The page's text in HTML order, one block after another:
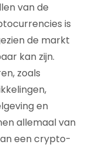
van de
is
de markt
kan zijn.
zoals
en
allemaal van
een crypto-